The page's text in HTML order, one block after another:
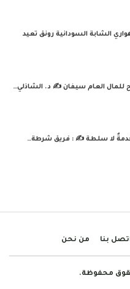
الشابة السودانية رونق تعيد
للمال العام سيفان ✍️ د. الشاذلي…
خدمةٌ لا سلطة ✍️ : فريق شرطة…
بنا من نحن